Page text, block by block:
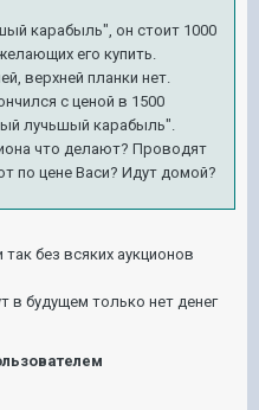
карабыль", он стоит 1000
его купить.
верхней планки нет.
с ценой в 1500
лучьшый карабыль".
что делают? Проводят
по цене Васи? Идут домой?
без всяких аукционов
в будущем только нет денег